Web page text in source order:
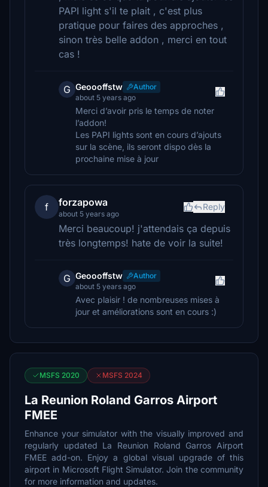
PAPI light s'il te plait , c'est plus
pratique pour faires des approches ,
sinon très belle addon , merci en tout
cas !
G Geoooffstw
Author
about 5 years ago
Merci d’avoir pris le temps de noter
l’addon!
Les PAPI lights sont en cours d’ajouts
sur la scène, ils seront dispo dès la
prochaine mise à jour
f forzapowa
about 5 years ago
Reply
Merci beaucoup! j'attendais ça depuis
très longtemps! hate de voir la suite!
G Geoooffstw
Author
about 5 years ago
Avec plaisir ! de nombreuses mises à
jour et améliorations sont en cours :)
MSFS 2020 MSFS 2024
La Reunion Roland Garros Airport
FMEE
Enhance your simulator with the visually improved and
regularly updated La Reunion Roland Garros Airport
FMEE add-on. Enjoy a global visual upgrade of this
airport in Microsoft Flight Simulator. Join the community
for more information and updates.